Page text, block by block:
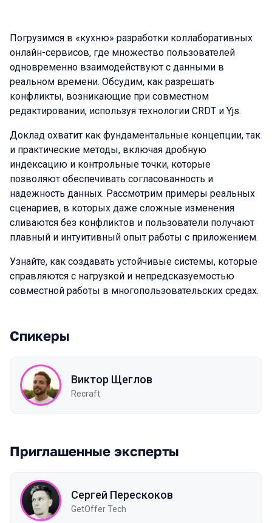
Погрузимся в «кухню» разработки коллаборативных
онлайн-сервисов, где множество пользователей
одновременно взаимодействуют с данными в
реальном времени. Обсудим, как разрешать
конфликты, возникающие при совместном
редактировании, используя технологии CRDT и Yjs.
Доклад охватит как фундаментальные концепции, так
и практические методы, включая дробную
индексацию и контрольные точки, которые
позволяют обеспечивать согласованность и
надежность данных. Рассмотрим примеры реальных
сценариев, в которых даже сложные изменения
сливаются без конфликтов и пользователи получают
плавный и интуитивный опыт работы с приложением.
Узнайте, как создавать устойчивые системы, которые
справляются с нагрузкой и непредсказуемостью
совместной работы в многопользовательских средах.
Спикеры
Виктор Щеглов
Recraft
Приглашенные эксперты
Сергей Перескоков
GetOffer Tech